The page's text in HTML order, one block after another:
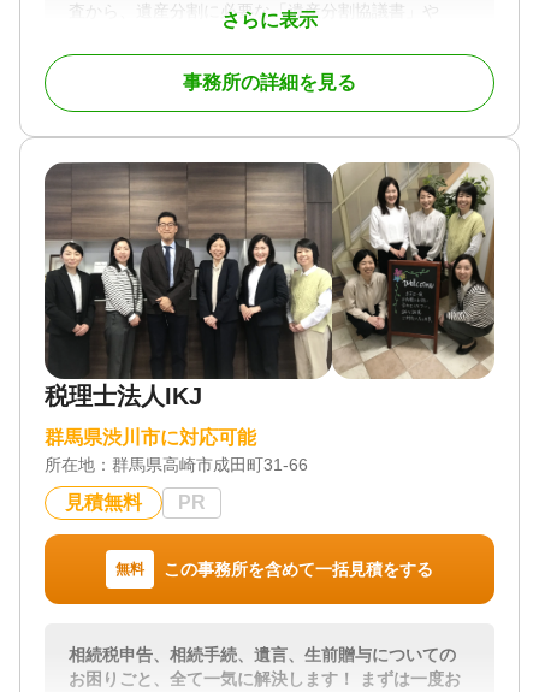
さらに表示
査から、遺産分割に必要な「遺産分割協議書」や
「遺言書」の作成までトータルにサポート。
さらに遺産分割協議書を公正証書にする（公的な書
類として登録する）サポートや、公証人との打ち合
わせなどのサポートもしています。
対応地域
群馬県・埼玉県北部・栃木県西部
対応業務
遺言書 / 遺産分割 / 生前贈与 / 相続財産調査 / 家族信
託 / 相続手続き / 銀行手続き / 戸籍収集 / 相続人調査
電話相談可 / 訪問可 / 土日相談可 / 初回相談無料 / 18
時以降相談可 / オンライン面談可 / 事務所面談可
事務所の詳細を見る
税理士法人IKJ
群馬県渋川市に対応可能
所在地： 群馬県高崎市成田町31-66
見積無料 PR
無料 この事務所を含めて一括見積をする
相続税申告、相続手続、遺言、生前贈与についての
お困りごと、全て一気に解決します！ まずは一度お